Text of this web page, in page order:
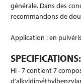
générale. Dans des
recommandons de
Application : en
SPECIFICATIONS:
HI - 7 contient 7